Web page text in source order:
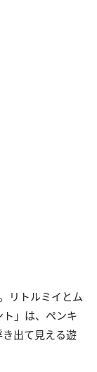
リトルミイとム
」は、ペンキ
出て見える遊